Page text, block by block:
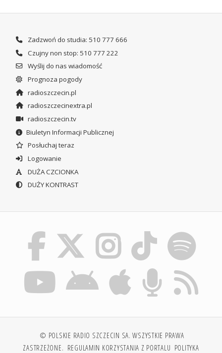
Zadzwoń do studia: 510 777 666
Czujny non stop: 510 777 222
Wyślij do nas wiadomość
Prognoza pogody
radioszczecin.pl
radioszczecinextra.pl
radioszczecin.tv
Biuletyn Informacji Publicznej
Posłuchaj teraz
Logowanie
DUŻA CZCIONKA
DUŻY KONTRAST
© POLSKIE RADIO SZCZECIN SA. WSZYSTKIE PRAWA
ZASTRZEŻONE. REGULAMIN KORZYSTANIA Z PORTALU POLITYKA